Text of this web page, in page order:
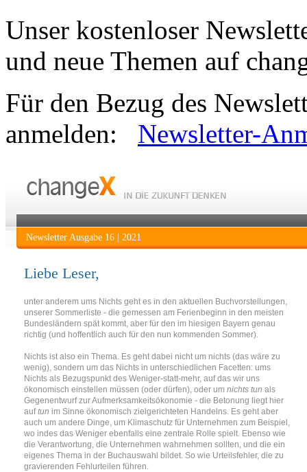
Unser kostenloser
und neue Themen auf
Für den Bezug des
anmelden: Newsletter-
Newsletter Ausgabe 16 | 2021
Liebe Leser,
unter anderem ums Nichts geht es in den aktuellen Buchvorstellungen,
unserer Sommerliste - die gemessen am Ferienbeginn in den meisten
Bundesländern spät kommt, aber für den im hiesigen Bayern genau
richtig (und hoffentlich auch für den nun kommenden Sommer).
Nichts ist also ein Thema. Es geht dabei nicht um nichts (das wäre zu
wenig), sondern um das Nichts in unterschiedlichen Facetten: ums
Nichts als Bezugspunkt des Weniger-statt-mehr, auf das wir uns
ökonomisch einstellen müssen (oder dürfen), oder um nichts tun als
Gegenentwurf zur Aufmerksamkeitsökonomie - die Betonung liegt hier
auftun im Sinne ökonomisch zielgerichteten Handelns. Es geht aber
auch um andere Dinge, um Klimaschutz für Unternehmen zum Beispiel,
wo indes das Weniger ebenfalls eine zentrale Rolle spielt. Ebenso wie
die Verantwortung, die Unternehmen wahrnehmen sollten, und die ein
eigenes Thema in der Buchauswahl bildet. So wie Urteilsfehler, die zu
gravierenden Fehlurteilen führen.